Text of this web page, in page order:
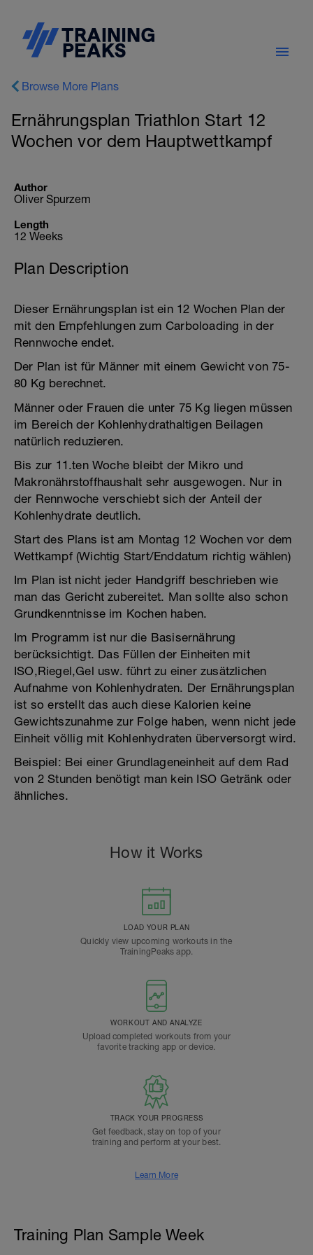
Browse More Plans
Ernährungsplan Triathlon Start 12
Wochen vor dem Hauptwettkampf
Author
Oliver Spurzem
Length
12 Weeks
Plan Description
Dieser Ernährungsplan ist ein 12 Wochen Plan der
mit den Empfehlungen zum Carboloading in der
Rennwoche endet.
Der Plan ist für Männer mit einem Gewicht von 75-
80 Kg berechnet.
Männer oder Frauen die unter 75 Kg liegen müssen
im Bereich der Kohlenhydrathaltigen Beilagen
natürlich reduzieren.
Bis zur 11.ten Woche bleibt der Mikro und
Makronährstoffhaushalt sehr ausgewogen. Nur in
der Rennwoche verschiebt sich der Anteil der
Kohlenhydrate deutlich.
Start des Plans ist am Montag 12 Wochen vor dem
Wettkampf (Wichtig Start/Enddatum richtig wählen)
Im Plan ist nicht jeder Handgriff beschrieben wie
man das Gericht zubereitet. Man sollte also schon
Grundkenntnisse im Kochen haben.
Im Programm ist nur die Basisernährung
berücksichtigt. Das Füllen der Einheiten mit
ISO,Riegel,Gel usw. führt zu einer zusätzlichen
Aufnahme von Kohlenhydraten. Der Ernährungsplan
ist so erstellt das auch diese Kalorien keine
Gewichtszunahme zur Folge haben, wenn nicht jede
Einheit völlig mit Kohlenhydraten überversorgt wird.
Beispiel: Bei einer Grundlageneinheit auf dem Rad
von 2 Stunden benötigt man kein ISO Getränk oder
ähnliches.
How it Works
LOAD YOUR PLAN
Quickly view upcoming workouts in the
TrainingPeaks app.
WORKOUT AND ANALYZE
Upload completed workouts from your
favorite tracking app or device.
TRACK YOUR PROGRESS
Get feedback, stay on top of your
training and perform at your best.
Learn More
Training Plan Sample Week